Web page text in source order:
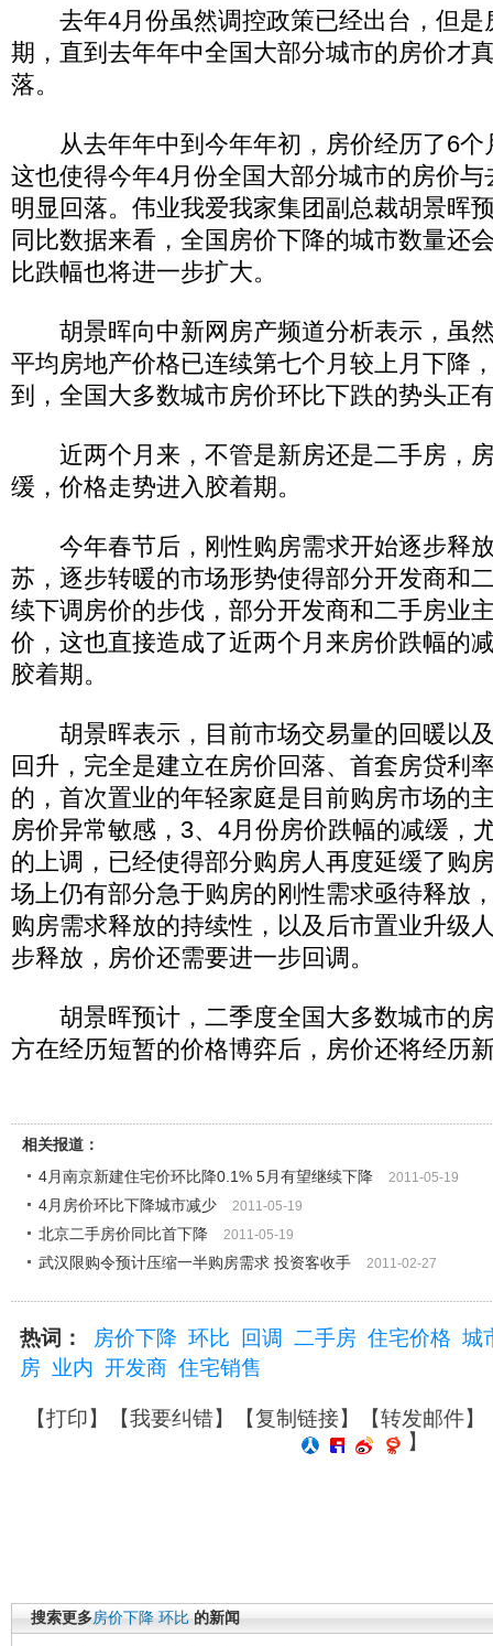
去年4月份虽然调控政策已经出台，但是
期，直到去年年中全国大部分城市的房价才
落。
从去年年中到今年年初，房价经历了6个
这也使得今年4月份全国大部分城市的房价
明显回落。伟业我爱我家集团副总裁胡景晖
同比数据来看，全国房价下降的城市数量还
比跌幅也将进一步扩大。
胡景晖向中新网房产频道分析表示，虽
平均房地产价格已连续第七个月较上月下降
到，全国大多数城市房价环比下跌的势头正
近两个月来，不管是新房还是二手房，
缓，价格走势进入胶着期。
今年春节后，刚性购房需求开始逐步释
苏，逐步转暖的市场形势使得部分开发商和
续下调房价的步伐，部分开发商和二手房业
价，这也直接造成了近两个月来房价跌幅的
胶着期。
胡景晖表示，目前市场交易量的回暖以
回升，完全是建立在房价回落、首套房贷利
的，首次置业的年轻家庭是目前购房市场的
房价异常敏感，3、4月份房价跌幅的减缓，
的上调，已经使得部分购房人再度延缓了购
场上仍有部分急于购房的刚性需求亟待释放
购房需求释放的持续性，以及后市置业升级
步释放，房价还需要进一步回调。
胡景晖预计，二季度全国大多数城市的
方在经历短暂的价格博弈后，房价还将经历
相关报道：
4月南京新建住宅价环比降0.1% 5月有望继续下降
2011-05-19
4月房价环比下降城市减少 2011-05-19
北京二手房价同比首下降 2011-05-19
武汉限购令预计压缩一半购房需求 投资客收手 2011-02-27
热词： 房价下降 环比 回调 二手房 住宅价格 城
房 业内 开发商 住宅销售
【打印】【我要纠错】【复制链接】【转发邮件】
】
搜索更多房价下降 环比 的新闻